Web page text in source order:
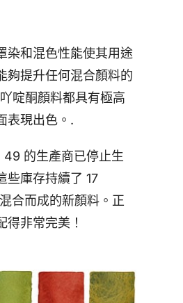
染和混色性能使其用途
夠提升任何混合顏料的
啶酮顏料都具有極高
表現出色。.
49 的生產商已停止生
些庫存持續了 17
合而成的新顏料。正
非常完美！